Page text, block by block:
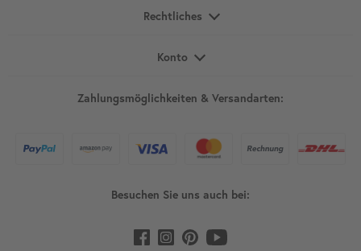
Rechtliches
Konto
Zahlungsmöglichkeiten & Versandarten:
Besuchen Sie uns auch bei: